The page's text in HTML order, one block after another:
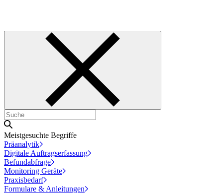
Meistgesuchte Begriffe
Präanalytik
Digitale Auftragserfassung
Befundabfrage
Monitoring Geräte
Praxisbedarf
Formulare & Anleitungen